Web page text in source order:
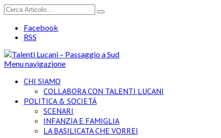
Facebook
RSS
Menu navigazione
CHI SIAMO
COLLABORA CON TALENTI LUCANI
POLITICA & SOCIETÁ
SCENARI
INFANZIA E FAMIGLIA
LA BASILICATA CHE VORREI